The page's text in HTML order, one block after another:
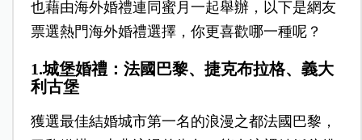
也藉由海外婚禮連同蜜月一起舉辦，以下是網友
票選熱門海外婚禮選擇，你更喜歡哪一種呢？
1.城堡婚禮：法國巴黎、捷克布拉格、義大
利古堡
獲選最佳結婚城市第一名的浪漫之都法國巴黎，